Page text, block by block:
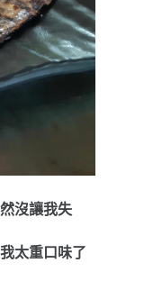
沒讓我失
太重口味了